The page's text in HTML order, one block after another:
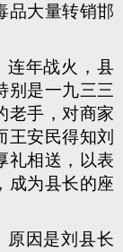
品大量转销邯
连年战火，县
别是一九三三
老手，对商家
王安民得知刘
礼相送，以表
成为县长的座
原因是刘县长